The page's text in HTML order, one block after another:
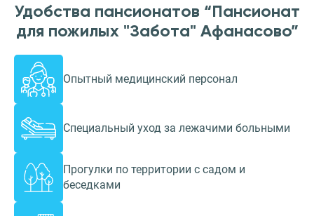
Удобства пансионатов “Пансионат
для пожилых "Забота" Афанасово”
Опытный медицинский персонал
Специальный уход за лежачими больными
Прогулки по территории с садом и
беседками